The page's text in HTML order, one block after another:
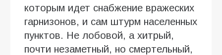
которым идет снабжение вражеских
гарнизонов, и сам штурм населенных
пунктов. Не лобовой, а хитрый,
почти незаметный, но смертельный,